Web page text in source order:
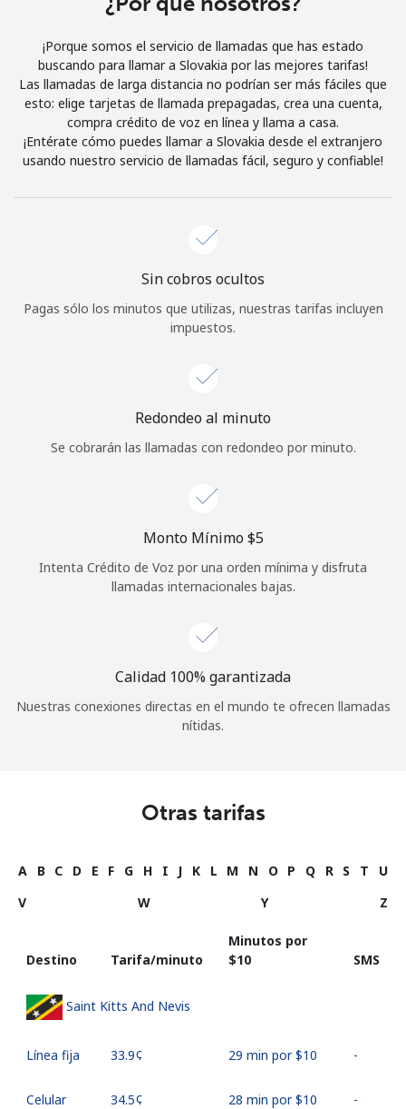
o
Continuar con
¡Porque somos el servicio de llamadas que has estado
buscando para llamar a Slovakia por las mejores tarifas!
Las llamadas de larga distancia no podrían ser más fáciles que
esto: elige tarjetas de llamada prepagadas, crea una cuenta,
compra crédito de voz en línea y llama a casa.
¡Entérate cómo puedes llamar a Slovakia desde el extranjero
usando nuestro servicio de llamadas fácil, seguro y confiable!
Sin cobros ocultos
Pagas sólo los minutos que utilizas, nuestras tarifas incluyen
impuestos.
Redondeo al minuto
Se cobrarán las llamadas con redondeo por minuto.
Monto Mínimo ⁦$5⁩
Intenta Crédito de Voz por una orden mínima y disfruta
llamadas internacionales bajas.
Calidad 100% garantizada
Nuestras conexiones directas en el mundo te ofrecen llamadas
nítidas.
Otras tarifas
A B C D E F G H I J K L M N O P Q R S T
U
V
W Y Z
Destino Tarifa/minuto
Minutos por
⁦$10⁩
SMS
Saint Kitts And Nevis
Línea fija ⁦33.9¢⁩ 29 min por ⁦$10⁩ -
Celular ⁦34.5¢⁩ 28 min por ⁦$10⁩ -